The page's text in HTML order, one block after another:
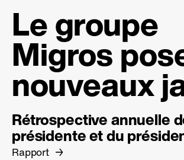
Le groupe
Migros
nouveaux
Rétrospective annuelle
présidente et du
Rapport